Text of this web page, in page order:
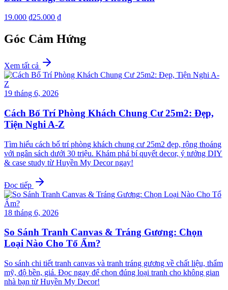
19.000 ₫25.000 ₫
Góc Cảm Hứng
Xem tất cả
19 tháng 6, 2026
Cách Bố Trí Phòng Khách Chung Cư 25m2: Đẹp,
Tiện Nghi A-Z
Tìm hiểu cách bố trí phòng khách chung cư 25m2 đẹp, rộng thoáng
với ngân sách dưới 30 triệu. Khám phá bí quyết decor, ý tưởng DIY
& case study từ Huyền My Decor ngay!
Đọc tiếp
18 tháng 6, 2026
So Sánh Tranh Canvas & Tráng Gương: Chọn
Loại Nào Cho Tổ Ấm?
So sánh chi tiết tranh canvas và tranh tráng gương về chất liệu, thẩm
mỹ, độ bền, giá. Đọc ngay để chọn đúng loại tranh cho không gian
nhà bạn từ Huyền My Decor!